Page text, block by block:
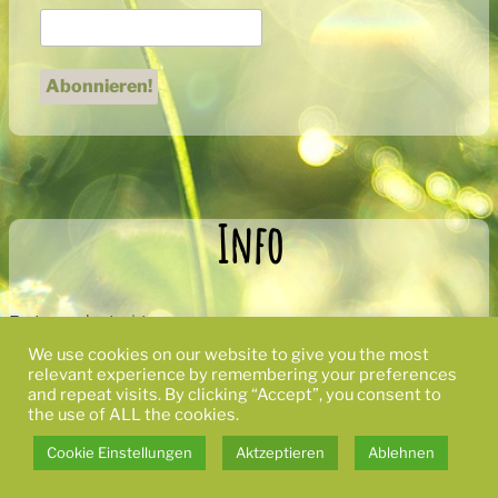
Info
Datenschutz|Impressum
We use cookies on our website to give you the most
relevant experience by remembering your preferences
and repeat visits. By clicking “Accept”, you consent to
the use of ALL the cookies.
Cookie Einstellungen Aktzeptieren Ablehnen